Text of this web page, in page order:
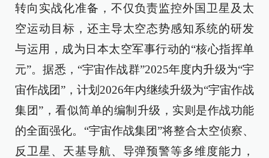
转向实战化准备，不仅负责监控外国卫星及太
空运动目标，还主导太空态势感知系统的研发
与运用，成为日本太空军事行动的“核心指挥单
元”。据悉，“宇宙作战群”2025年度内升级为“宇
宙作战团”，计划2026年内继续升级为“宇宙作战
集团”，看似简单的编制升级，实则是作战功能
的全面强化。“宇宙作战集团”将整合太空侦察、
反卫星、天基导航、导弹预警等多维度能力，